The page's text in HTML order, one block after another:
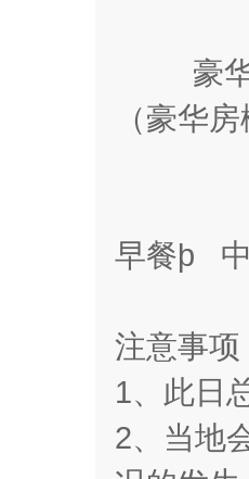
兴隆
豪华版
（豪华
兴隆
早餐þ
注意事项
1、此日
2、当地